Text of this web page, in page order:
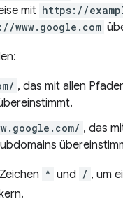
mit https://
www.google.com
, das mit allen
, das
^ und / , um